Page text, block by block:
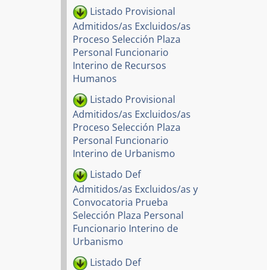
Listado Provisional
Admitidos/as Excluidos/as
Proceso Selección Plaza
Personal Funcionario
Interino de Recursos
Humanos
Listado Provisional
Admitidos/as Excluidos/as
Proceso Selección Plaza
Personal Funcionario
Interino de Urbanismo
Listado Def
Admitidos/as Excluidos/as y
Convocatoria Prueba
Selección Plaza Personal
Funcionario Interino de
Urbanismo
Listado Def